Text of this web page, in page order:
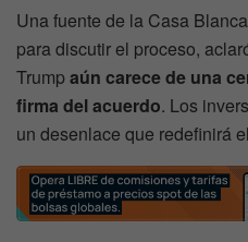
Una fuente de la Casa
para discutir el proceso,
Trumpaún carece de una
firma del acuerdo. Los
un desenlace que redefinirá el